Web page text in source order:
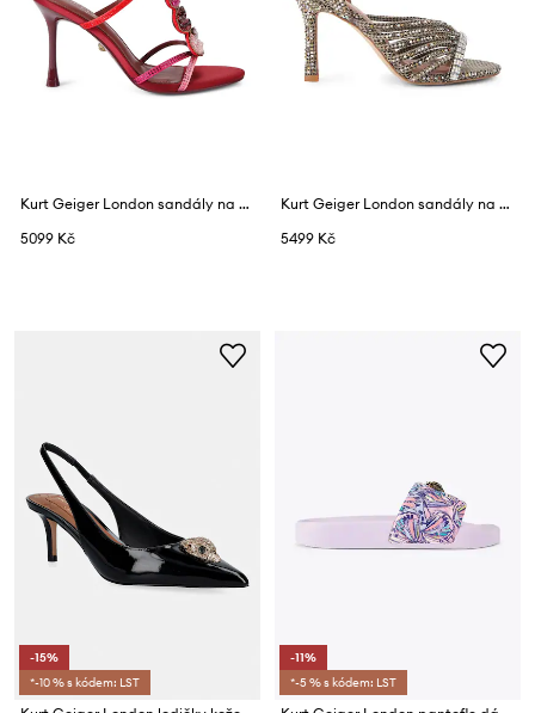
Kurt Geiger London sandály na vysokém podpatku Kiss Sandal Pink Comb Fabric
5099 Kč
Kurt Geiger London sandály na vysokém podpatku Crystal Strappy Sandal
5499 Kč
-15%
*-10 % s kódem: LST
-11%
*-5 % s kódem: LST